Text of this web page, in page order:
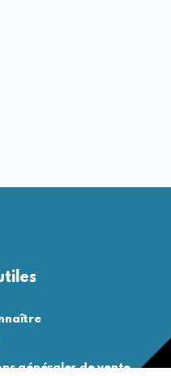
générales de vente